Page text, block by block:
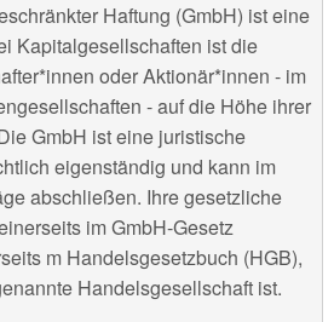
Haftung (GmbH) ist eine
Kapitalgesellschaften ist die
oder Aktionär*innen - im
- auf die Höhe ihrer
GmbH ist eine juristische
eigenständig und kann im
abschließen. Ihre gesetzliche
im GmbH-Gesetz
m Handelsgesetzbuch (HGB),
Handelsgesellschaft ist.